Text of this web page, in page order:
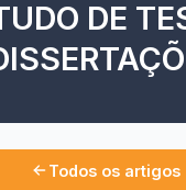
DE
Todos os artigos